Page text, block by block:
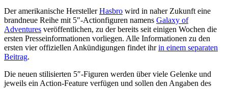
Der amerikanische HerstellerHasbro wird in naher Zukunft eine
brandneue Reihe mit 5″-Actionfiguren namens Galaxy of
Adventures veröffentlichen, zu der bereits seit einigen Wochen die
ersten Presseinformationen vorliegen. Alle Informationen zu den
ersten vier offiziellen Ankündigungen findet ihrin einem separaten
Beitrag.
Die neuen stilisierten 5″-Figuren werden über viele Gelenke und
jeweils ein Action-Feature verfügen und sollen den Angaben des